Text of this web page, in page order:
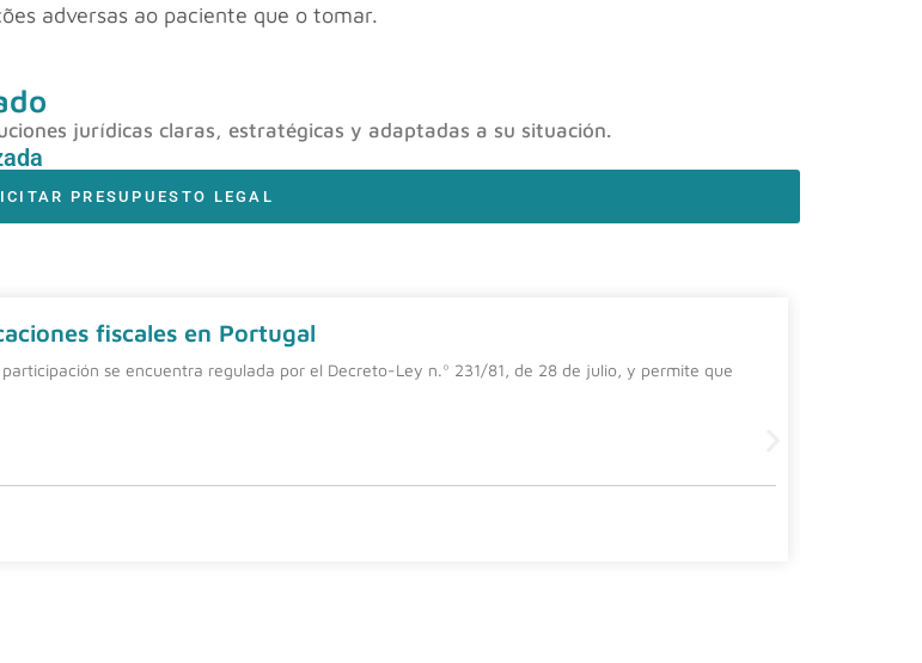
adversas ao paciente que o tomar.
jurídicas claras, estratégicas y adaptadas a su situación.
PRESUPUESTO LEGAL
fiscales en Portugal
se encuentra regulada por el Decreto-Ley n.º 231/81, de 28 de julio, y permite que